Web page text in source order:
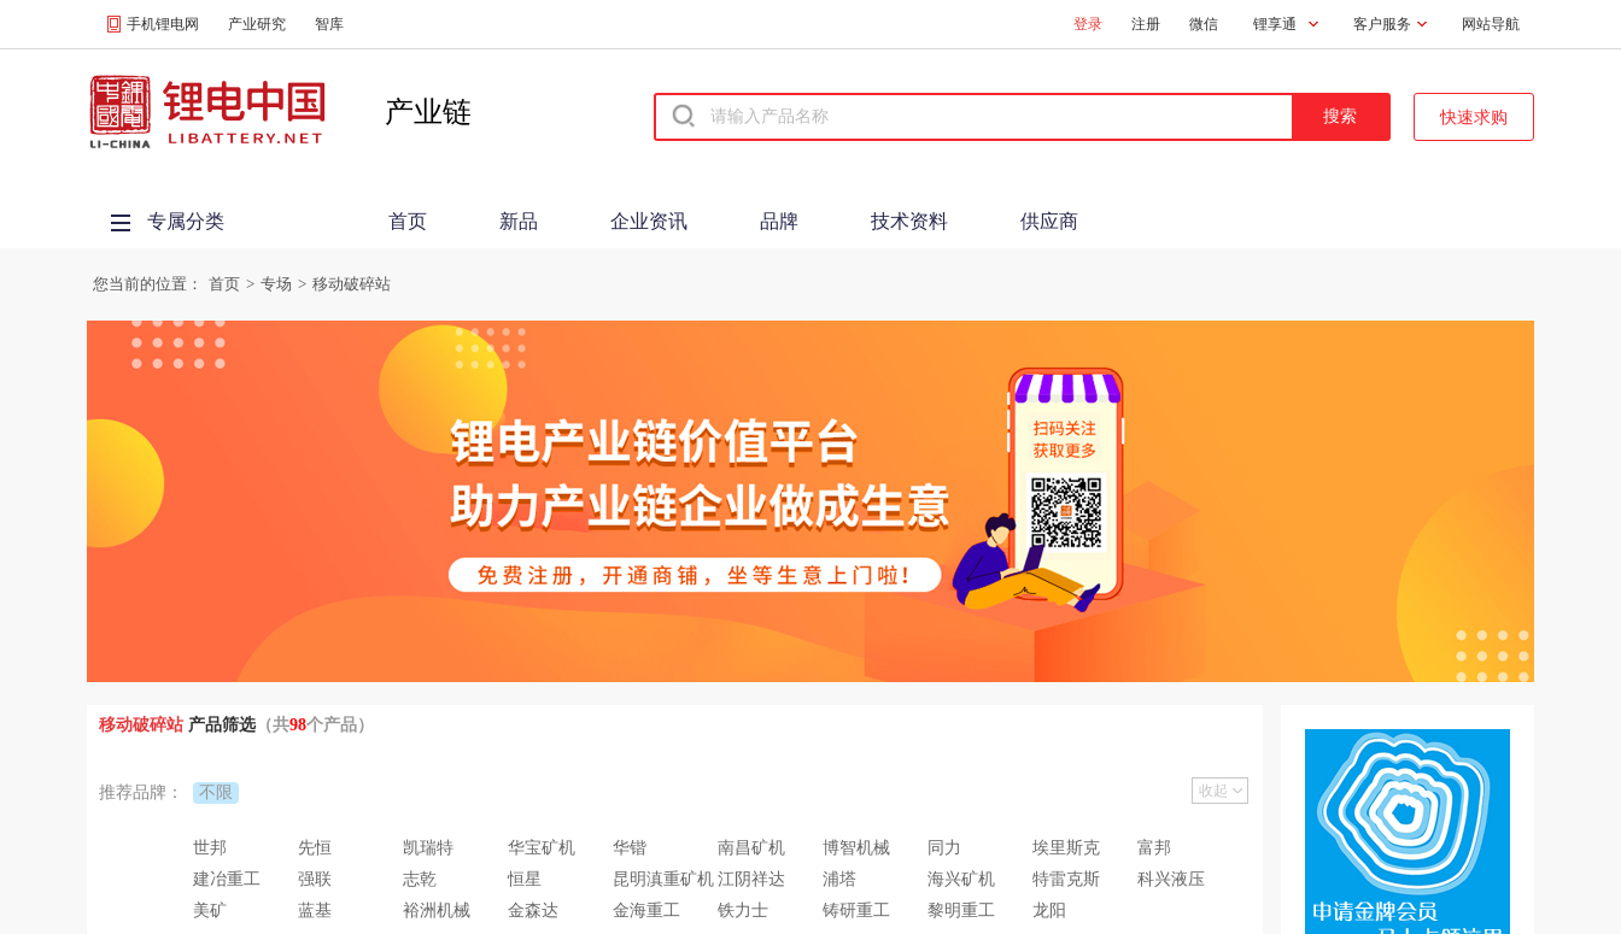
手机锂电网 产业研究 智库 登录 注册 微信 锂享通 客户服务 网站导航
产业链 快速求购
专属分类 首页 新品 企业资讯 品牌 技术资料 供应商
您当前的位置： 首页 > 专场 > 移动破碎站
移动破碎站 产品筛选（共98个产品）
推荐品牌： 不限 收起
世邦 先恒 凯瑞特 华宝矿机 华锴 南昌矿机 博智机械 同力 埃里斯克
富邦
建冶重工
强联 志乾 恒星 昆明滇重矿机江阴祥达 浦塔 海兴矿机 特雷克斯
科兴液压
美矿
蓝基 裕洲机械 金森达 金海重工 铁力士 铸研重工 黎明重工 龙阳